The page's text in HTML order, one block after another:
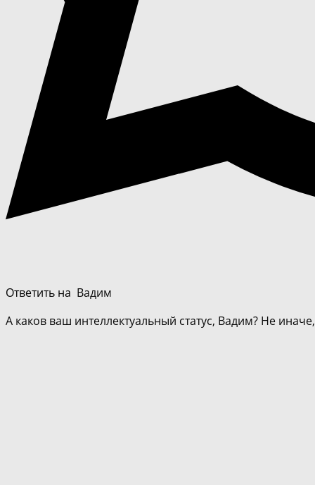
Ответить на Вадим
А каков ваш интеллектуальный статус, Вадим? Не